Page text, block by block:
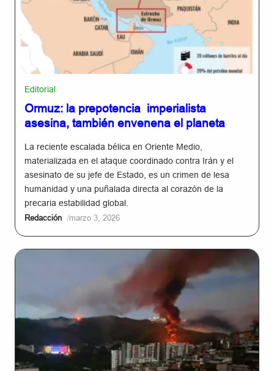
Editorial
Ormuz: la prepotencia imperialista
asesina, también envenena el planeta
La reciente escalada bélica en Oriente Medio,
materializada en el ataque coordinado contra Irán y el
asesinato de su jefe de Estado, es un crimen de lesa
humanidad y una puñalada directa al corazón de la
precaria estabilidad global.
Redacción /marzo 3, 2026